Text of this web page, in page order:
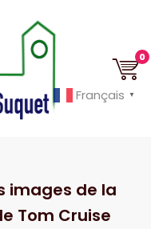
0
images de la
Tom Cruise
Français ▼